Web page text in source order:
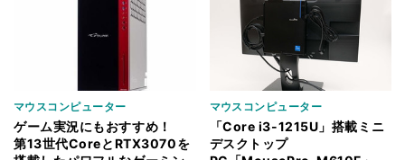
マウスコンピューター
ゲーム実況にもおすすめ！
第13世代CoreとRTX3070を
マウスコンピューター
「Core i3-1215U」搭載ミニ
デスクトップ